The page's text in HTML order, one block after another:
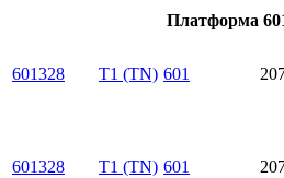
Платформа
601328 T1 (TN) 601
601328 T1 (TN) 601